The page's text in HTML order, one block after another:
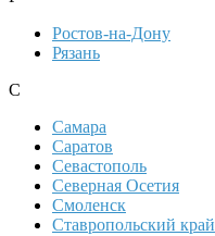
Ростов-на-Дону
Рязань
С
Самара
Саратов
Севастополь
Северная Осетия
Смоленск
Ставропольский край